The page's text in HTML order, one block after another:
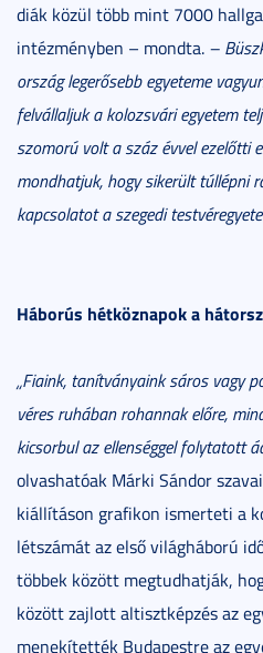
diák közül több mint 7000
intézményben – mondta. –
ország legerősebb egyeteme
felvállaljuk a kolozsvári egyetem
szomorú volt a száz évvel ezelőtti
mondhatjuk, hogy sikerült túllépni
kapcsolatot a szegedi
Háborús hétköznapok a
„Fiaink, tanítványaink sáros vagy
véres ruhában rohannak előre,
kicsorbul az ellenséggel folytatott
olvashatóak Márki Sándor
kiállításon grafikon ismerteti a
létszámát az első világháború
többek között megtudhatják,
között zajlott altisztképzés az
menekítették Budapestre az